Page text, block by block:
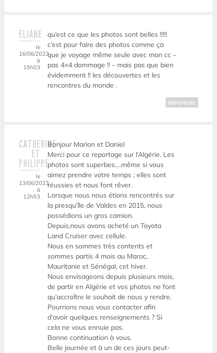
ELIANE
le
16/06/2023
à
15h03
qu’est ce que les photos sont belles !!!!!
c’est pour faire des photos comme ça
que je voyage même seule avec mon cc –
pas 4×4 dommage !! – mais pas que bien
évidemment !! les découvertes et les
rencontres du monde .
RÉPONDRE
CATHERINE
ET
PHILIPPE
le
13/06/2023
à
12h53
Bonjour Marion et Daniel
Merci pour ce reportage sur l’Algérie. Les
photos sont superbes….même si vous
aimez prendre votre temps ; elles sont
réussies et nous font rêver.
Lorsque nous nous étions rencontrés sur
la presqu’île de Valdes en 2015, nous
possédions un gros camion.
Depuis,nous avons acheté un Toyota
Land Cruiser avec cellule.
Nous en sommes très contents et
sommes partis 4 mois au Maroc,
Mauritanie et Sénégal, cet hiver.
Nous envisageons depuis plusieurs mois,
de partir en Algérie et vos photos ne font
qu’accroître le souhait de nous y rendre.
Pourrions nous vous contacter afin
d’avoir quelques renseignements ? Si
cela ne vous ennuie pas.
Bonne continuation à vous.
Belle journée et à un de ces jours peut-